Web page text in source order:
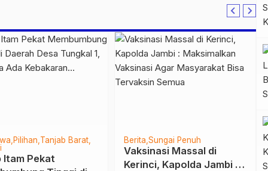
Politik Tanjab Barat
Majelis Taklim
n Roll Kuala
Berita Tanjab Barat
DPRD Tanjab Barat Gelar
Paripurna Pengumuman